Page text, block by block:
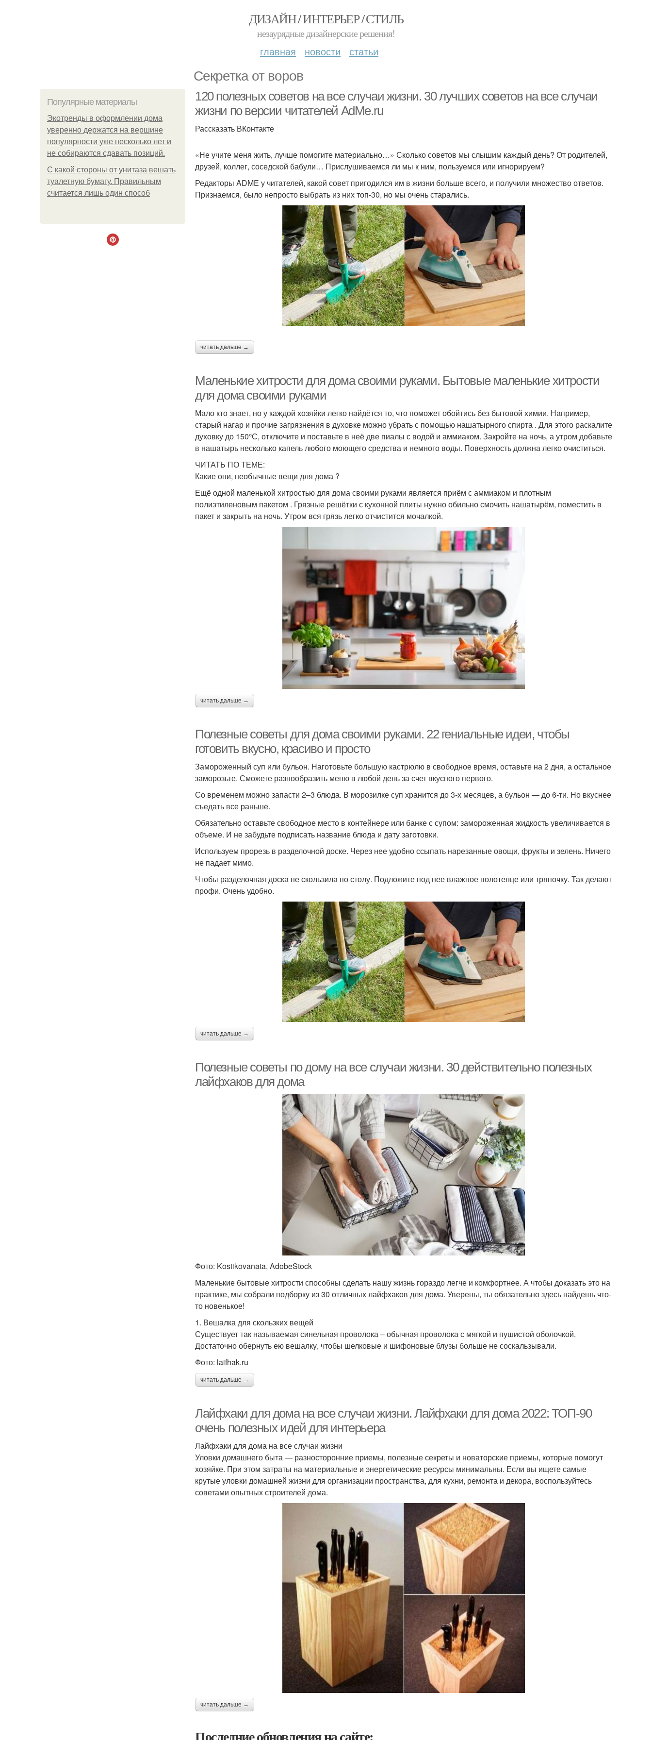
ДИЗАЙН / ИНТЕРЬЕР / СТИЛЬ
незаурядные дизайнерские решения!
главная новости статьи
Секретка от воров
Популярные материалы
Экотренды в оформлении дома
уверенно держатся на вершине
популярности уже несколько лет и
не собираются сдавать позиций.
С какой стороны от унитаза вешать
туалетную бумагу. Правильным
считается лишь один способ
120 полезных советов на все случаи жизни. 30 лучших советов на все случаи
жизни по версии читателей AdMe.ru
Рассказать ВКонтакте
«Не учите меня жить, лучше помогите материально…» Сколько советов мы слышим каждый день? От родителей,
друзей, коллег, соседской бабули… Прислушиваемся ли мы к ним, пользуемся или игнорируем?
Редакторы ADME у читателей, какой совет пригодился им в жизни больше всего, и получили множество ответов.
Признаемся, было непросто выбрать из них топ-30, но мы очень старались.
читать дальше →
Маленькие хитрости для дома своими руками. Бытовые маленькие хитрости
для дома своими руками
Мало кто знает, но у каждой хозяйки легко найдётся то, что поможет обойтись без бытовой химии. Например,
старый нагар и прочие загрязнения в духовке можно убрать с помощью нашатырного спирта . Для этого раскалите
духовку до 150°С, отключите и поставьте в неё две пиалы с водой и аммиаком. Закройте на ночь, а утром добавьте
в нашатырь несколько капель любого моющего средства и немного воды. Поверхность должна легко очиститься.
ЧИТАТЬ ПО ТЕМЕ:
Какие они, необычные вещи для дома ?
Ещё одной маленькой хитростью для дома своими руками является приём с аммиаком и плотным
полиэтиленовым пакетом . Грязные решётки с кухонной плиты нужно обильно смочить нашатырём, поместить в
пакет и закрыть на ночь. Утром вся грязь легко отчистится мочалкой.
читать дальше →
Полезные советы для дома своими руками. 22 гениальные идеи, чтобы
готовить вкусно, красиво и просто
Замороженный суп или бульон. Наготовьте большую кастрюлю в свободное время, оставьте на 2 дня, а остальное
заморозьте. Сможете разнообразить меню в любой день за счет вкусного первого.
Со временем можно запасти 2–3 блюда. В морозилке суп хранится до 3-х месяцев, а бульон — до 6-ти. Но вкуснее
съедать все раньше.
Обязательно оставьте свободное место в контейнере или банке с супом: замороженная жидкость увеличивается в
объеме. И не забудьте подписать название блюда и дату заготовки.
Используем прорезь в разделочной доске. Через нее удобно ссыпать нарезанные овощи, фрукты и зелень. Ничего
не падает мимо.
Чтобы разделочная доска не скользила по столу. Подложите под нее влажное полотенце или тряпочку. Так делают
профи. Очень удобно.
читать дальше →
Полезные советы по дому на все случаи жизни. 30 действительно полезных
лайфхаков для дома
Фото: Kostikovanata, AdobeStock
Маленькие бытовые хитрости способны сделать нашу жизнь гораздо легче и комфортнее. А чтобы доказать это на
практике, мы собрали подборку из 30 отличных лайфхаков для дома. Уверены, ты обязательно здесь найдешь что-
то новенькое!
1. Вешалка для скользких вещей
Существует так называемая синельная проволока – обычная проволока с мягкой и пушистой оболочкой.
Достаточно обернуть ею вешалку, чтобы шелковые и шифоновые блузы больше не соскальзывали.
Фото: laifhak.ru
читать дальше →
Лайфхаки для дома на все случаи жизни. Лайфхаки для дома 2022: ТОП-90
очень полезных идей для интерьера
Лайфхаки для дома на все случаи жизни
Уловки домашнего быта — разносторонние приемы, полезные секреты и новаторские приемы, которые помогут
хозяйке. При этом затраты на материальные и энергетические ресурсы минимальны. Если вы ищете самые
крутые уловки домашней жизни для организации пространства, для кухни, ремонта и декора, воспользуйтесь
советами опытных строителей дома.
читать дальше →